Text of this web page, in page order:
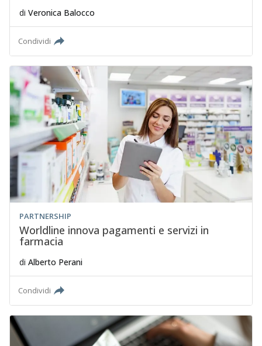
di Veronica Balocco
Condividi
PARTNERSHIP
Worldline innova pagamenti e servizi in
farmacia
di Alberto Perani
Condividi